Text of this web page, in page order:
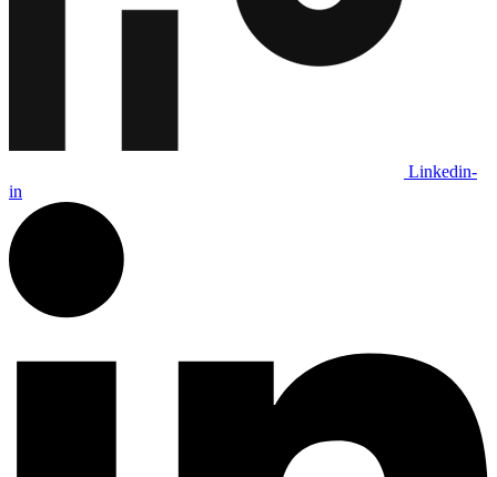
Linkedin-
in